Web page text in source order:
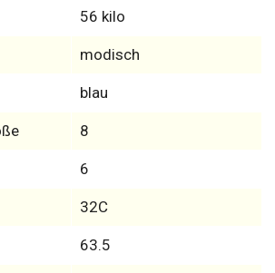
56 kilo
modisch
blau
8
6
32C
63.5